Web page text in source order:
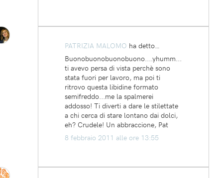
PATRIZIA MALOMO ha detto…
Buonobuonobuonobuono....yhumm...
ti avevo persa di vista perchè sono
stata fuori per lavoro, ma poi ti
ritrovo questa libidine formato
semifreddo...me la spalmerei
addosso! Ti diverti a dare le stilettate
a chi cerca di stare lontano dai dolci,
eh? Crudele! Un abbraccione, Pat
8 febbraio 2011 alle ore 13:55